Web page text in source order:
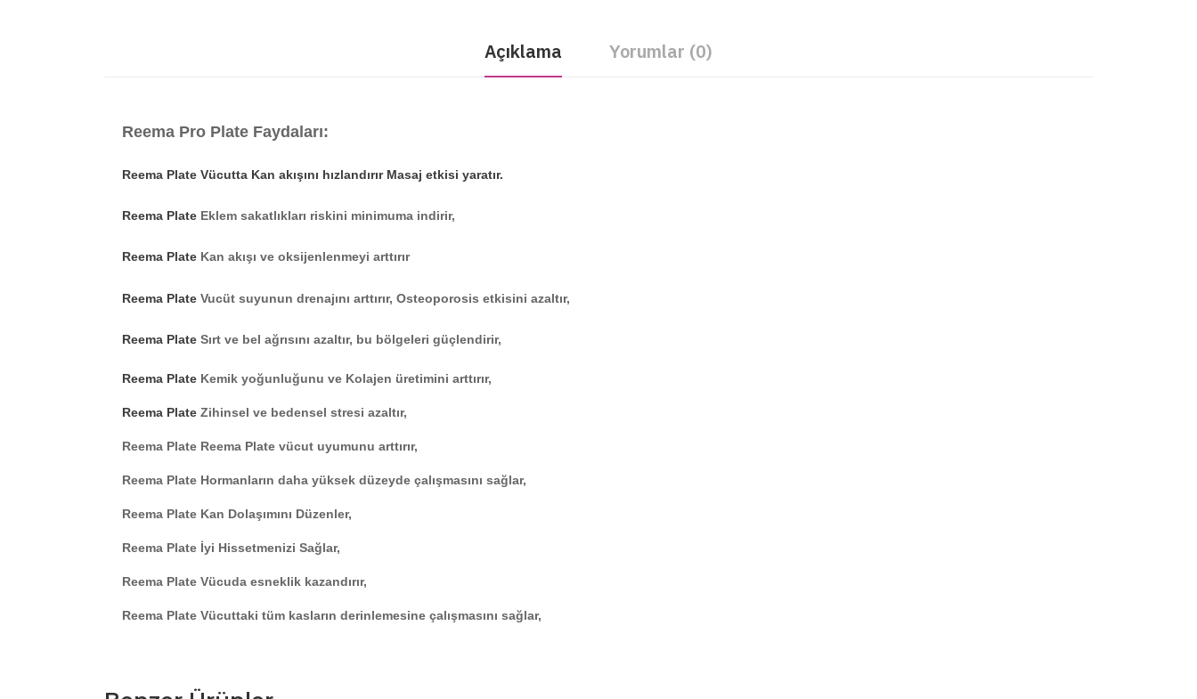
Açıklama Yorumlar (0)
Reema Pro Plate Faydaları:
Reema Plate Vücutta Kan akışını hızlandırır Masaj etkisi yaratır.
Reema Plate Eklem sakatlıkları riskini minimuma indirir,
Reema Plate Kan akışı ve oksijenlenmeyi arttırır
Reema Plate Vucüt suyunun drenajını arttırır, Osteoporosis etkisini azaltır,
Reema Plate Sırt ve bel ağrısını azaltır, bu bölgeleri güçlendirir,
Reema Plate Kemik yoğunluğunu ve Kolajen üretimini arttırır,
Reema Plate Zihinsel ve bedensel stresi azaltır,
Reema Plate Reema Plate vücut uyumunu arttırır,
Reema Plate Hormanların daha yüksek düzeyde çalışmasını sağlar,
Reema Plate Kan Dolaşımını Düzenler,
Reema Plate İyi Hissetmenizi Sağlar,
Reema Plate Vücuda esneklik kazandırır,
Reema Plate Vücuttaki tüm kasların derinlemesine çalışmasını sağlar,